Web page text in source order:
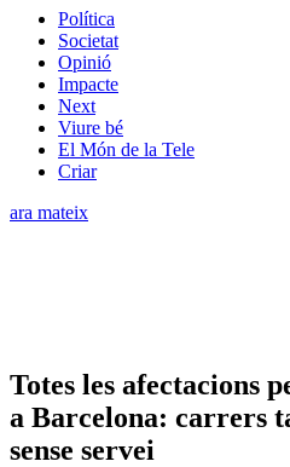
Política
Societat
Opinió
Impacte
Next
Viure bé
El Món de la Tele
Criar
ara mateix
Totes les afectacions
a Barcelona: carrers
sense servei